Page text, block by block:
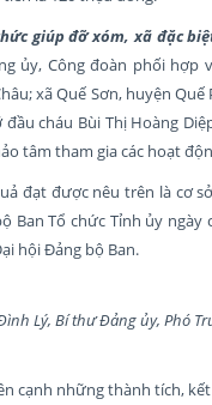
giúp đỡ xóm, xã đặc
ủy, Công đoàn phối
xã Quế Sơn, huyện
đầu cháu Bùi Thị Hoàng
tâm tham gia các hoạt
đạt được nêu trên là cơ
Ban Tổ chức Tỉnh ủy
hội Đảng bộ Ban.
Lý, Bí thư Đảng ủy, Phó
cạnh những thành tích,